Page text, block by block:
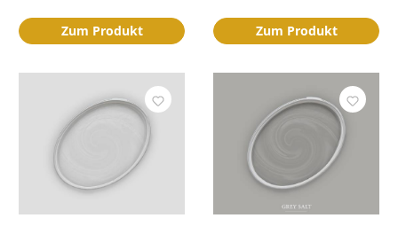
Zum Produkt Zum Produkt